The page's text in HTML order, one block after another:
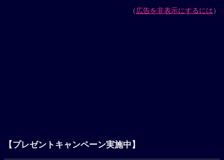
（広告を非表示にするには）
【プレゼントキャンペーン実施中】